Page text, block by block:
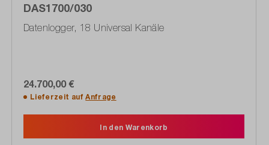
DAS1700/030
Datenlogger, 18 Universal Kanäle
24.700,00 €
Lieferzeit aufAnfrage
In den Warenkorb